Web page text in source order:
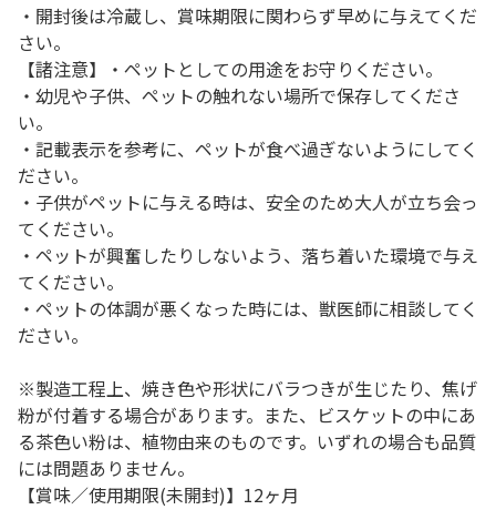
・開封後は冷蔵し、賞味期限に関わらず早めに与えてくだ
さい。
【諸注意】・ペットとしての用途をお守りください。
・幼児や子供、ペットの触れない場所で保存してくださ
い。
・記載表示を参考に、ペットが食べ過ぎないようにしてく
ださい。
・子供がペットに与える時は、安全のため大人が立ち会っ
てください。
・ペットが興奮したりしないよう、落ち着いた環境で与え
てください。
・ペットの体調が悪くなった時には、獣医師に相談してく
ださい。
※製造工程上、焼き色や形状にバラつきが生じたり、焦げ
粉が付着する場合があります。また、ビスケットの中にあ
る茶色い粉は、植物由来のものです。いずれの場合も品質
には問題ありません。
【賞味／使用期限(未開封)】12ヶ月